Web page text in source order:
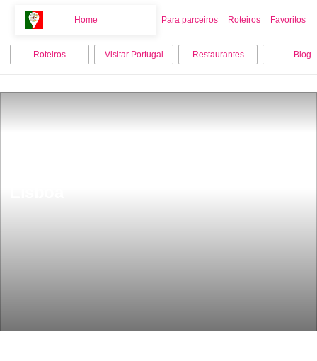
Home Para parceiros Roteiros Favoritos
Home
Roteiros Visitar Portugal Restaurantes Blog